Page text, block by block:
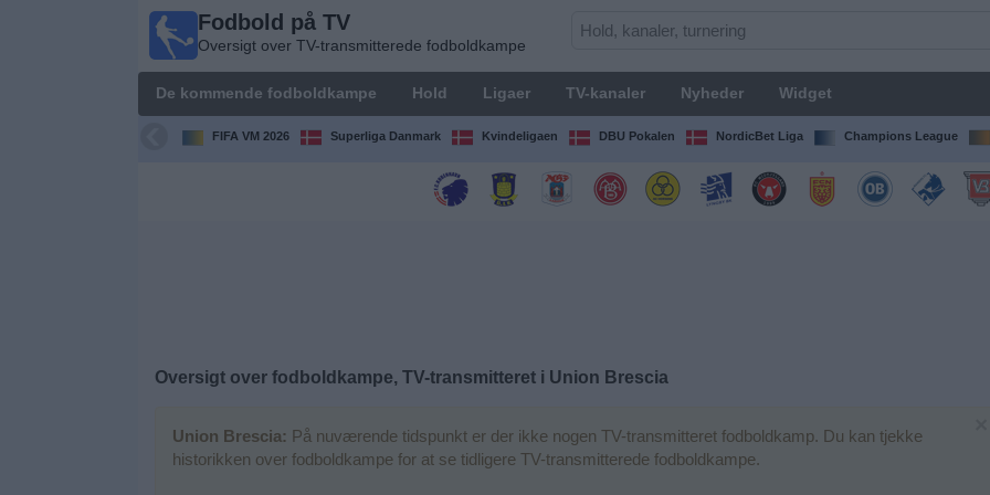
Fodbold på TV
Oversigt over TV-transmitterede fodboldkampe
De kommende fodboldkampe Hold Ligaer TV-kanaler Nyheder Widget
FIFA VM 2026 Superliga Danmark Kvindeligaen DBU Pokalen NordicBet Liga Champions League
Oversigt over fodboldkampe, TV-transmitteret i Union Brescia
Union Brescia: På nuværende tidspunkt er der ikke nogen TV-transmitteret fodboldkamp. Du kan tjekke
historikken over fodboldkampe for at se tidligere TV-transmitterede fodboldkampe.
Oversigt over
transmitterede